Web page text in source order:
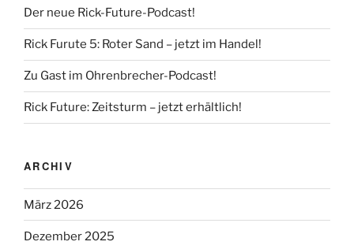
Der neue Rick-Future-Podcast!
Rick Furute 5: Roter Sand – jetzt im Handel!
Zu Gast im Ohrenbrecher-Podcast!
Rick Future: Zeitsturm – jetzt erhältlich!
ARCHIV
März 2026
Dezember 2025